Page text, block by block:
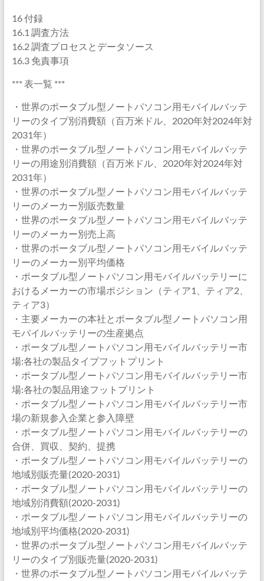
16 付録
16.1 調査方法
16.2 調査プロセスとデータソース
16.3 免責事項
*** 表一覧 ***
・世界のポータブル型ノートパソコン用モバイルバッテ
リーのタイプ別消費額（百万米ドル、2020年対2024年対
2031年）
・世界のポータブル型ノートパソコン用モバイルバッテ
リーの用途別消費額（百万米ドル、2020年対2024年対
2031年）
・世界のポータブル型ノートパソコン用モバイルバッテ
リーのメーカー別販売数量
・世界のポータブル型ノートパソコン用モバイルバッテ
リーのメーカー別売上高
・世界のポータブル型ノートパソコン用モバイルバッテ
リーのメーカー別平均価格
・ポータブル型ノートパソコン用モバイルバッテリーに
おけるメーカーの市場ポジション（ティア1、ティア2、
ティア3）
・主要メーカーの本社とポータブル型ノートパソコン用
モバイルバッテリーの生産拠点
・ポータブル型ノートパソコン用モバイルバッテリー市
場:各社の製品タイプフットプリント
・ポータブル型ノートパソコン用モバイルバッテリー市
場:各社の製品用途フットプリント
・ポータブル型ノートパソコン用モバイルバッテリー市
場の新規参入企業と参入障壁
・ポータブル型ノートパソコン用モバイルバッテリーの
合併、買収、契約、提携
・ポータブル型ノートパソコン用モバイルバッテリーの
地域別販売量(2020-2031)
・ポータブル型ノートパソコン用モバイルバッテリーの
地域別消費額(2020-2031)
・ポータブル型ノートパソコン用モバイルバッテリーの
地域別平均価格(2020-2031)
・世界のポータブル型ノートパソコン用モバイルバッテ
リーのタイプ別販売量(2020-2031)
・世界のポータブル型ノートパソコン用モバイルバッテ